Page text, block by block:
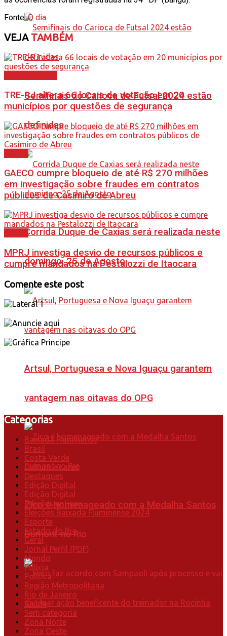
Semifinais do Carioca de Futsal 2024 estão
definidas
Corrida Duque de Caxias será realizada neste
domingo, 25 de Agosto
Artsul, Portuguesa e Nova Iguaçu garantem
vantagem nas oitavas do OPG
Zico é homenageado com a Medalha Santos
Dumont no Rio
Fonte:O dia.
VEJATAMBÉM
TRE-RJ altera 66 locais de votação em 20
municípios por questões de segurança
GAECO cumpre bloqueio de até R$ 270 milhões
em investigação sobre fraudes em contratos
públicos de Casimiro de Abreu
MPRJ investiga desvio de recursos públicos e
cumpre mandados na Pestalozzi de Itaocara
Comente este post
Categorias
Baixada Fluminense
Brasil
Costa Verde
Cultura e Lazer
Destaques
Edição Digital
Edição Digital
Edições antigas
Eleições Baixada Fluminense 2024
Esporte
Estado do Rio
Geral
Jornal Perfil (PDF)
Mundo
Polícia
Política
Região Metropolitana
Rio de Janeiro
Saúde
Sem categoria
Zona Norte
Zona Oeste